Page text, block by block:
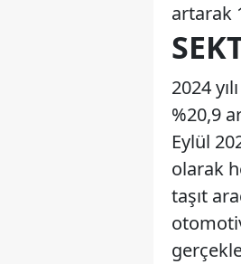
artarak
2024
%20,9
Eylül
olarak
taşıt